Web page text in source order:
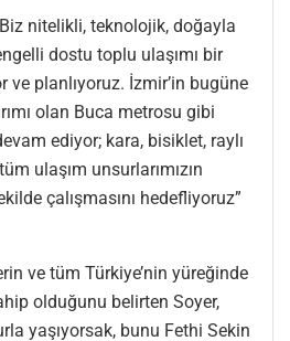
nitelikli, teknolojik, doğayla
dostu toplu ulaşımı bir
ve planlıyoruz. İzmir’in bugüne
olan Buca metrosu gibi
ediyor; kara, bisiklet, raylı
ulaşım unsurlarımızın
çalışmasını hedefliyoruz”
ve tüm Türkiye’nin yüreğinde
olduğunu belirten Soyer,
yaşıyorsak, bunu Fethi Sekin